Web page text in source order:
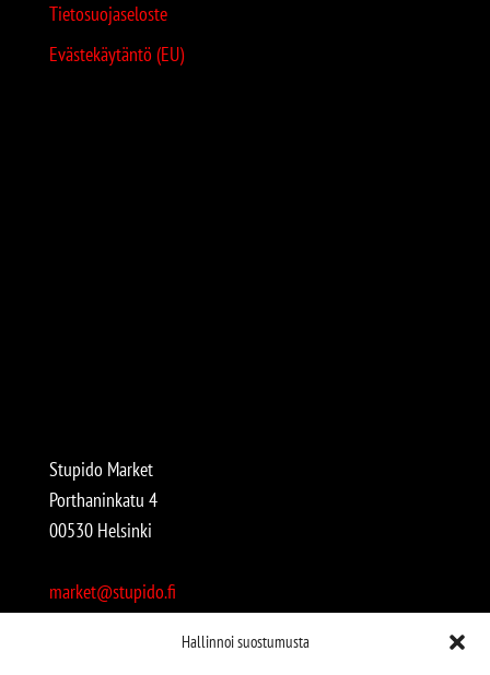
Hallinnoi suostumusta
Tietosuojaseloste
Evästekäytäntö (EU)
Stupido Market
Porthaninkatu 4
00530 Helsinki
market@stupido.fi